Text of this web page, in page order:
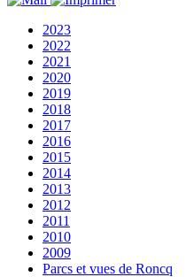
2023
2022
2021
2020
2019
2018
2017
2016
2015
2014
2013
2012
2011
2010
2009
Parcs et vues de Roncq